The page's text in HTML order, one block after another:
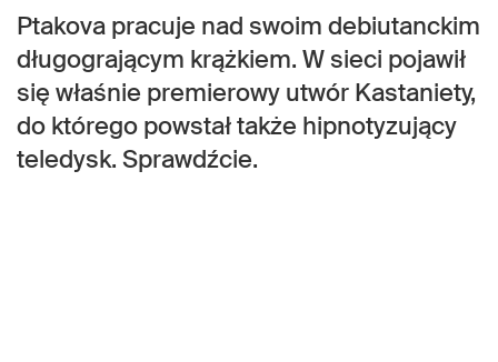
Ptakova pracuje nad swoim debiutanckim
długogrającym krążkiem. W sieci pojawił
się właśnie premierowy utwór Kastaniety,
do którego powstał także hipnotyzujący
teledysk. Sprawdźcie.